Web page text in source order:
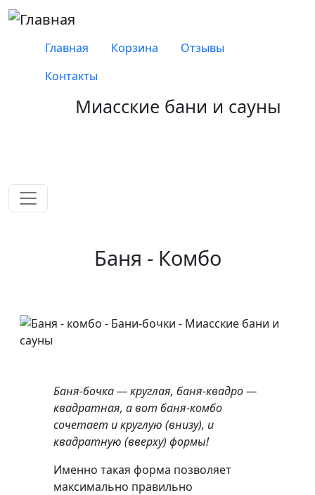
Перейти к основному содержанию
Верхнее меню
Главная Корзина
Отзывы
Контакты
Миасские бани и сауны
Баня - Комбо
Баня-бочка — круглая, баня-квадро —
квадратная, а вот баня-комбо
сочетает и круглую (внизу), и
квадратную (вверху) формы!
Именно такая форма позволяет
максимально правильно